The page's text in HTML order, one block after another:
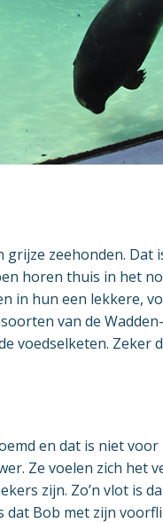
zeehonden. Dat
horen thuis in het
in hun een lekkere,
van de
voedselketen. Zeker
en dat is niet
Ze voelen zich het
zijn. Zo’n vlot is
dat Bob met zijn